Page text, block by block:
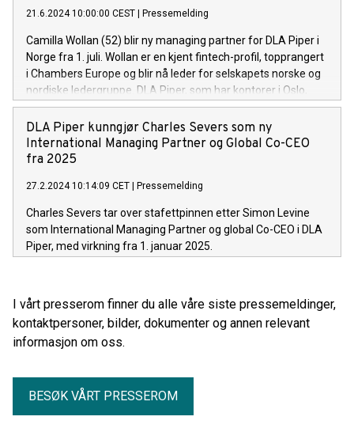
21.6.2024 10:00:00 CEST | Pressemelding
Camilla Wollan (52) blir ny managing partner for DLA Piper i
Norge fra 1. juli. Wollan er en kjent fintech-profil, topprangert
i Chambers Europe og blir nå leder for selskapets norske og
nordiske ledergruppe. DLA Piper, som har kontorer i Oslo,
Stockholm, København, Aarhus og Helsinki med over 530
advokater, rigger seg nå for ytterligere vekst.
DLA Piper kunngjør Charles Severs som ny
International Managing Partner og Global Co-CEO
fra 2025
27.2.2024 10:14:09 CET | Pressemelding
Charles Severs tar over stafettpinnen etter Simon Levine
som International Managing Partner og global Co-CEO i DLA
Piper, med virkning fra 1. januar 2025.
I vårt presserom finner du alle våre siste pressemeldinger,
kontaktpersoner, bilder, dokumenter og annen relevant
informasjon om oss.
BESØK VÅRT PRESSEROM